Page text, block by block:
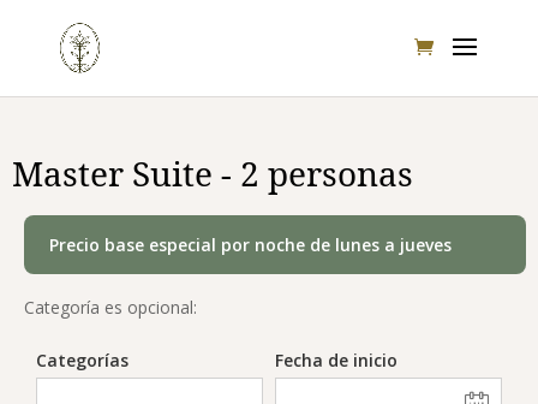
Master Suite - 2 personas
Precio base especial por noche de lunes a jueves
Categoría es opcional:
Categorías Fecha de inicio